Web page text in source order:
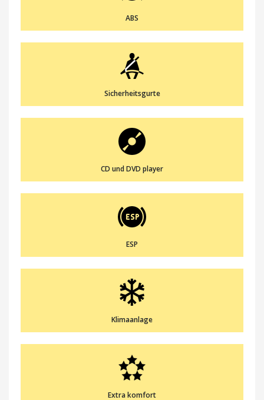
ABS
Sicherheitsgurte
CD und DVD player
ESP
Klimaanlage
Extra komfort